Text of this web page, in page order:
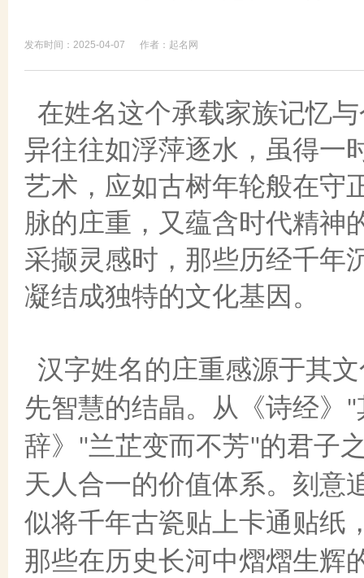
发布时间：2025-04-07 作者：起名网
在姓名这个承载家族记忆
异往往如浮萍逐水，虽得一
艺术，应如古树年轮般在守
脉的庄重，又蕴含时代精神
采撷灵感时，那些历经千年
凝结成独特的文化基因。
汉字姓名的庄重感源于其
先智慧的结晶。从《诗经》
"
辞》
"兰芷变而不芳"的君子
天人合一的价值体系。刻意
似将千年古瓷贴上卡通贴纸
那些在历史长河中熠熠生辉